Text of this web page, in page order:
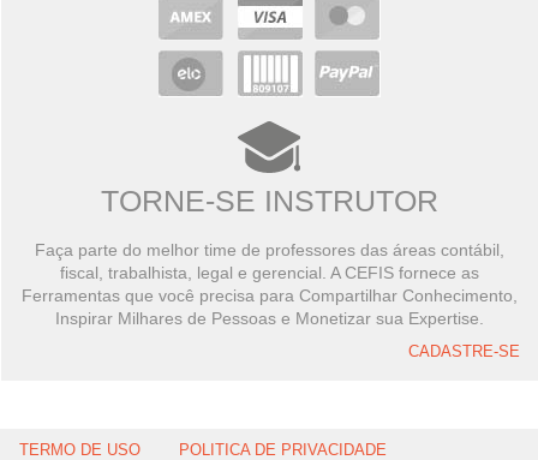
TORNE-SE INSTRUTOR
Faça parte do melhor time de professores das áreas contábil,
fiscal, trabalhista, legal e gerencial. A CEFIS fornece as
Ferramentas que você precisa para Compartilhar Conhecimento,
Inspirar Milhares de Pessoas e Monetizar sua Expertise.
CADASTRE-SE
TERMO DE USO POLITICA DE PRIVACIDADE